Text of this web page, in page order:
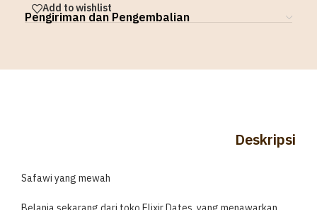
Add to wishlist
Pengiriman dan Pengembalian
Deskripsi
Safawi yang mewah